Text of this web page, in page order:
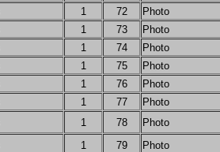
1 72
Photo
1 73
Photo
1 74
Photo
1 75
Photo
1 76
Photo
1 77
Photo
1 78
Photo
1 79
Photo